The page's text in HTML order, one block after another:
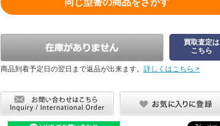
同じ型番の商品をさがす
買取査定は
こちら
商品到着予定日の翌日まで返品が出来ます。 詳しくはこちら >